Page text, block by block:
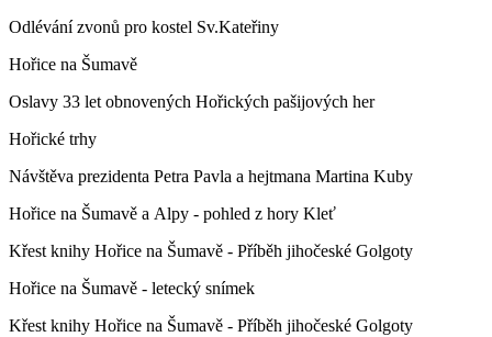
Odlévání zvonů pro kostel Sv.Kateřiny
Hořice na Šumavě
Oslavy 33 let obnovených Hořických pašijových her
Hořické trhy
Návštěva prezidenta Petra Pavla a hejtmana Martina Kuby
Hořice na Šumavě a Alpy - pohled z hory Kleť
Křest knihy Hořice na Šumavě - Příběh jihočeské Golgoty
Hořice na Šumavě - letecký snímek
Křest knihy Hořice na Šumavě - Příběh jihočeské Golgoty